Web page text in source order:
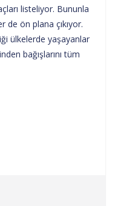
listeliyor. Bununla
de ön plana çıkıyor.
ülkelerde yaşayanlar
bağışlarını tüm